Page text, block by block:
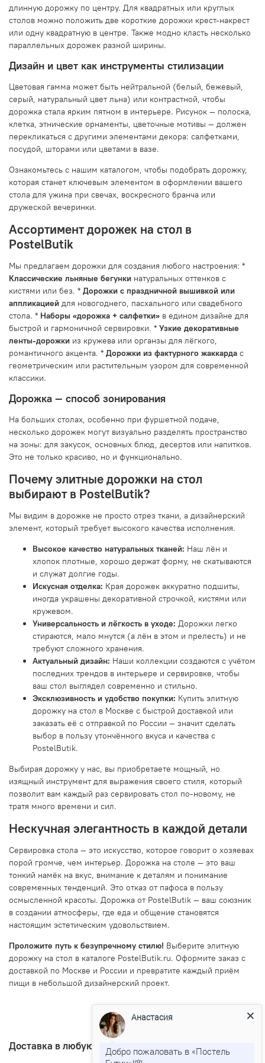
длинную дорожку по центру. Для квадратных или круглых
столов можно положить две короткие дорожки крест-накрест
или одну квадратную в центре. Также модно класть несколько
параллельных дорожек разной ширины.
Дизайн и цвет как инструменты стилизации
Цветовая гамма может быть нейтральной (белый, бежевый,
серый, натуральный цвет льна) или контрастной, чтобы
дорожка стала ярким пятном в интерьере. Рисунок — полоска,
клетка, этнические орнаменты, цветочные мотивы — должен
перекликаться с другими элементами декора: салфетками,
посудой, шторами или цветами в вазе.
Ознакомьтесь с нашим каталогом, чтобы подобрать дорожку,
которая станет ключевым элементом в оформлении вашего
стола для ужина при свечах, воскресного бранча или
дружеской вечеринки.
Ассортимент дорожек на стол в
PostelButik
Мы предлагаем дорожки для создания любого настроения: *
Классические льняные бегунки натуральных оттенков с
кистями или без. * Дорожки с праздничной вышивкой или
аппликацией для новогоднего, пасхального или свадебного
стола. * Наборы «дорожка + салфетки» в едином дизайне для
быстрой и гармоничной сервировки. * Узкие декоративные
ленты-дорожки из кружева или органзы для лёгкого,
романтичного акцента. * Дорожки из фактурного жаккарда с
геометрическим или растительным узором для современной
классики.
Дорожка — способ зонирования
На больших столах, особенно при фуршетной подаче,
несколько дорожек могут визуально разделять пространство
на зоны: для закусок, основных блюд, десертов или напитков.
Это не только красиво, но и функционально.
Почему элитные дорожки на стол
выбирают в PostelButik?
Мы видим в дорожке не просто отрез ткани, а дизайнерский
элемент, который требует высокого качества исполнения.
Высокое качество натуральных тканей: Наш лён и
хлопок плотные, хорошо держат форму, не скатываются
и служат долгие годы.
Искусная отделка: Края дорожек аккуратно подшиты,
иногда украшены декоративной строчкой, кистями или
кружевом.
Универсальность и лёгкость в уходе: Дорожки легко
стираются, мало мнутся (а лён в этом и прелесть) и не
требуют сложного хранения.
Актуальный дизайн: Наши коллекции создаются с учётом
последних трендов в интерьере и сервировке, чтобы
ваш стол выглядел современно и стильно.
Эксклюзивность и удобство покупки: Купить элитную
дорожку на стол в Москве с быстрой доставкой или
заказать её с отправкой по России — значит сделать
выбор в пользу утончённого вкуса и качества с
PostelButik.
Выбирая дорожку у нас, вы приобретаете мощный, но
изящный инструмент для выражения своего стиля, который
позволит вам каждый раз сервировать стол по-новому, не
тратя много времени и сил.
Нескучная элегантность в каждой детали
Сервировка стола — это искусство, которое говорит о хозяевах
порой громче, чем интерьер. Дорожка на столе — это ваш
тонкий намёк на вкус, внимание к деталям и понимание
современных тенденций. Это отказ от пафоса в пользу
осмысленной красоты. Дорожка от PostelButik — ваш союзник
в создании атмосферы, где еда и общение становятся
настоящим эстетическим удовольствием.
Проложите путь к безупречному стилю! Выберите элитную
дорожку на стол в каталоге PostelButik.ru. Оформите заказ с
доставкой по Москве и России и превратите каждый приём
пищи в небольшой дизайнерский проект.
Доставка в любую точку Росии
Анастасия
Добро пожаловать в «Постель